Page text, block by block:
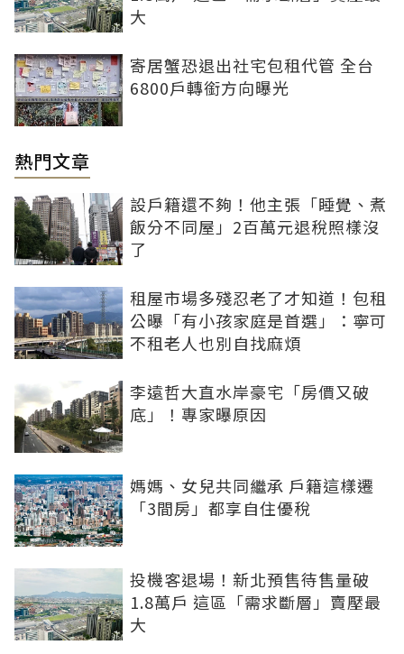
大
寄居蟹恐退出社宅包租代管 全台
6800戶轉銜方向曝光
熱門文章
設戶籍還不夠！他主張「睡覺、煮
飯分不同屋」2百萬元退稅照樣沒
了
租屋市場多殘忍老了才知道！包租
公曝「有小孩家庭是首選」：寧可
不租老人也別自找麻煩
李遠哲大直水岸豪宅「房價又破
底」！專家曝原因
媽媽、女兒共同繼承 戶籍這樣遷
「3間房」都享自住優稅
投機客退場！新北預售待售量破
1.8萬戶 這區「需求斷層」賣壓最
大